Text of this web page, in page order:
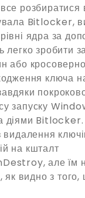
розбиратися
Bitlocker,
ядра за
зробити
або
ключа
запуску
діями
видалення
на кшталт
але їм
як видно з